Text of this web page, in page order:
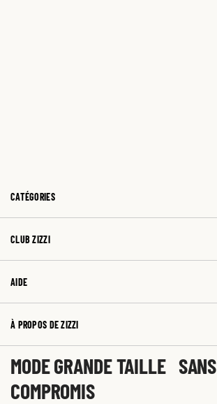
CATÉGORIES
CLUB ZIZZI
AIDE
À PROPOS DE ZIZZI
MODE GRANDE TAILLE SANS
COMPROMIS